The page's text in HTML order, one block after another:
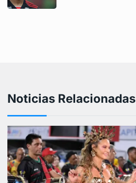
Noticias Relacionadas